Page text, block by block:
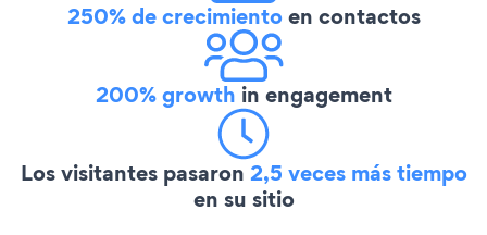
250% de crecimientoen contactos
200% growth in engagement
Los visitantes pasaron 2,5 veces más tiempo
en su sitio